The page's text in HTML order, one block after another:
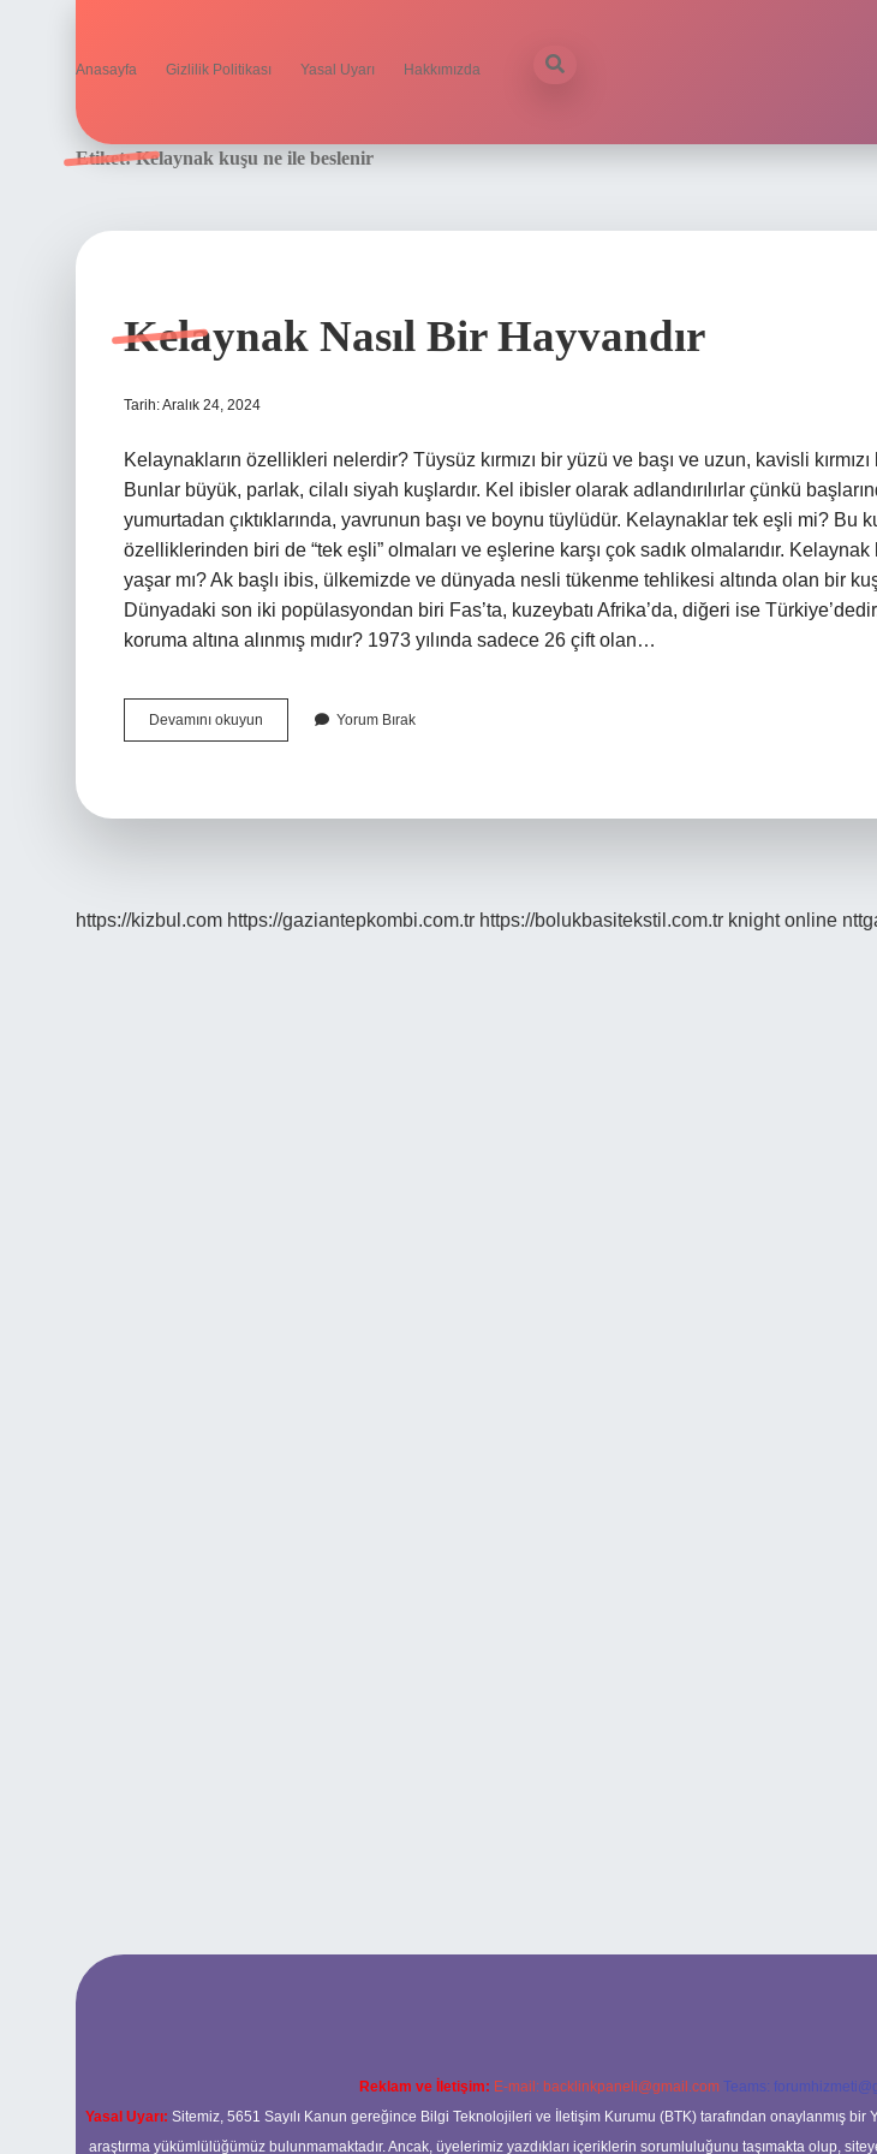
Anasayfa Gizlilik Politikası Yasal Uyarı Hakkımızda
Etiket:Kelaynak kuşu ne ile beslenir
Kelaynak Nasıl Bir Hayvandır
Tarih: Aralık 24, 2024
Kelaynakların özellikleri nelerdir? Tüysüz kırmızı bir yüzü ve başı ve uzun, kavisli kırmızı
Bunlar büyük, parlak, cilalı siyah kuşlardır. Kel ibisler olarak adlandırılırlar çünkü
yumurtadan çıktıklarında, yavrunun başı ve boynu tüylüdür. Kelaynaklar tek eşli mi? Bu
özelliklerinden biri de “tek eşli” olmaları ve eşlerine karşı çok sadık olmalarıdır. Kelaynak
yaşar mı? Ak başlı ibis, ülkemizde ve dünyada nesli tükenme tehlikesi altında olan bir
Dünyadaki son iki popülasyondan biri Fas’ta, kuzeybatı Afrika’da, diğeri ise
koruma altına alınmış mıdır? 1973 yılında sadece 26 çift olan…
Devamını okuyun Kelaynak
Nasıl
Yorum Bırak
https://kizbul.com https://gaziantepkombi.com.tr https://bolukbasitekstil.com.tr knight online
Reklam ve İletişim: E-mail: backlinkpaneli@gmail.com Teams:
Yasal Uyarı: Sitemiz, 5651 Sayılı Kanun gereğince Bilgi Teknolojileri ve İletişim Kurumu (BTK) tarafından onaylanmış
araştırma yükümlülüğümüz bulunmamaktadır. Ancak, üyelerimiz yazdıkları içeriklerin sorumluluğunu taşımakta olup,